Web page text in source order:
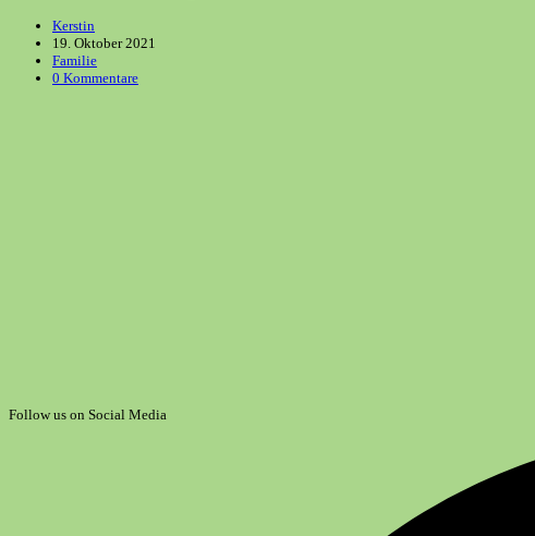
Beitrags-
Autor:
Kerstin
Beitrag
veröffentlicht:
19. Oktober 2021
Beitrags-
Kategorie:
Familie
Beitrags-
0 Kommentare
Follow us on Social Media